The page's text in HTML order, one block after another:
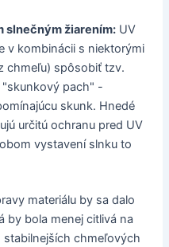
slnečným žiarením: UV
v kombinácii s niektorými
chmeľu) spôsobiť tzv.
pach" -
skunk. Hnedé
určitú ochranu pred UV
vystavení slnku to
materiálu by sa dalo
by bola menej citlivá na
chmeľových